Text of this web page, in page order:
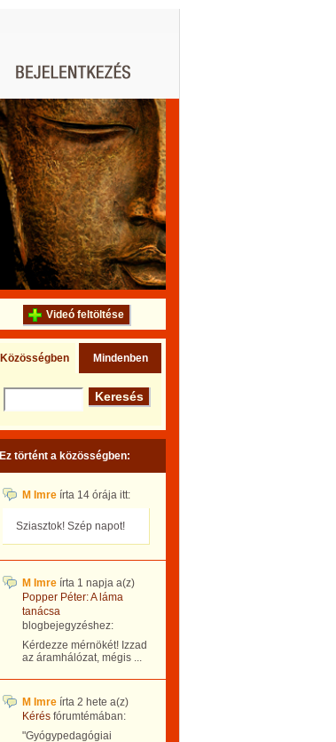
Videó feltöltése
Közösségben Mindenben
Ez történt a közösségben:
M Imre írta 14 órája itt:
Sziasztok! Szép napot!
M Imre írta 1 napja a(z)
Popper Péter: A láma
tanácsa
blogbejegyzéshez:
Kérdezze mérnökét! Izzad
az áramhálózat, mégis ...
M Imre írta 2 hete a(z)
Kérés fórumtémában:
"Gyógypedagógiai